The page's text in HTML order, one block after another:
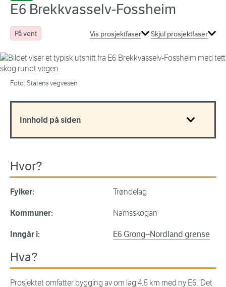
E6 Brekkvasselv-Fossheim
På vent Vis prosjektfaser Skjul prosjektfaser
Foto: Statens vegvesen
Innhold på siden
Hvor?
Fylker: Trøndelag
Kommuner: Namsskogan
Inngår i: E6 Grong–Nordland grense
Hva?
Prosjektet omfatter bygging av om lag 4,5 km med ny E6. Det